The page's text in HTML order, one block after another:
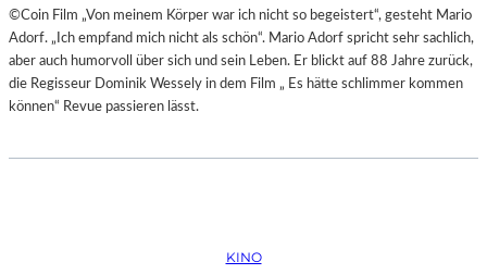
©Coin Film „Von meinem Körper war ich nicht so begeistert“, gesteht Mario
Adorf. „Ich empfand mich nicht als schön“. Mario Adorf spricht sehr sachlich,
aber auch humorvoll über sich und sein Leben. Er blickt auf 88 Jahre zurück,
die Regisseur Dominik Wessely in dem Film „ Es hätte schlimmer kommen
können“ Revue passieren lässt.
KINO